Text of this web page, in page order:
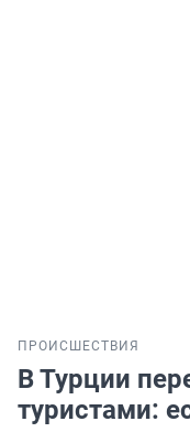
ПРОИСШЕСТВИЯ
В Турции
туристами: